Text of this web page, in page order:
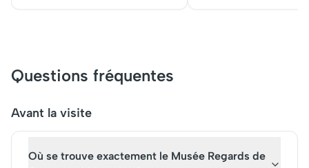
panoramiques imprenables.
Initialement imaginée
d'observation, la basilique est
touristique à ne pas
Aujourd’hui, il est une
Questions fréquentes
Avant la visite
Où se trouve exactement le Musée Regards de